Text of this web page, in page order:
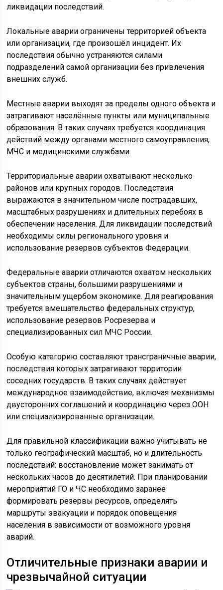
ликвидации последствий.
Локальные аварии ограничены территорией объекта
или организации, где произошёл инцидент. Их
последствия обычно устраняются силами
подразделений самой организации без привлечения
внешних служб.
Местные аварии выходят за пределы одного объекта и
затрагивают населённые пункты или муниципальные
образования. В таких случаях требуется координация
действий между органами местного самоуправления,
МЧС и медицинскими службами.
Территориальные аварии охватывают несколько
районов или крупных городов. Последствия
выражаются в значительном числе пострадавших,
масштабных разрушениях и длительных перебоях в
обеспечении населения. Для ликвидации последствий
необходимы силы регионального уровня и
использование резервов субъектов Федерации.
Федеральные аварии отличаются охватом нескольких
субъектов страны, большими разрушениями и
значительным ущербом экономике. Для реагирования
требуется вмешательство федеральных структур,
использование резервов Росрезерва и
специализированных сил МЧС России.
Особую категорию составляют трансграничные аварии,
последствия которых затрагивают территории
соседних государств. В таких случаях действует
международное взаимодействие, включая механизмы
двусторонних соглашений и координацию через ООН
или специализированные организации.
Для правильной классификации важно учитывать не
только географический масштаб, но и длительность
последствий: восстановление может занимать от
нескольких часов до десятилетий. При планировании
мероприятий ГО и ЧС необходимо заранее
формировать резервы ресурсов, определять
маршруты эвакуации и порядок оповещения
населения в зависимости от возможного уровня
аварий.
Отличительные признаки аварии и
чрезвычайной ситуации